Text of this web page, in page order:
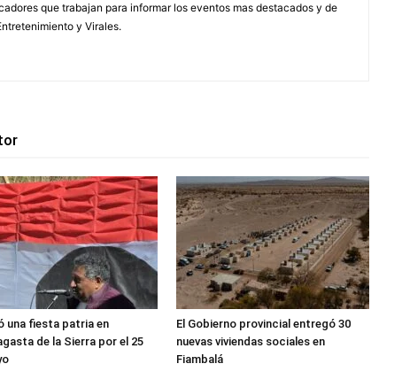
que trabajan para informar los eventos mas destacados y de
y Virales.
una fiesta patria en
de la Sierra por el 25
El Gobierno provincial entregó 30
nuevas viviendas sociales en
Fiambalá